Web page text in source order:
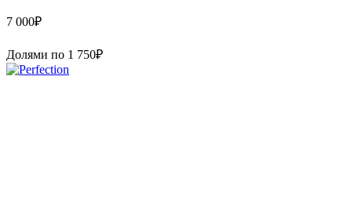
7 000₽
Долями по 1 750₽